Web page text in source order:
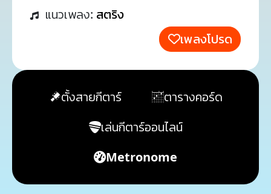
แนวเพลง: สตริง
เพลงโปรด
ตั้งสายกีตาร์
ตารางคอร์ด
เล่นกีตาร์ออนไลน์
Metronome